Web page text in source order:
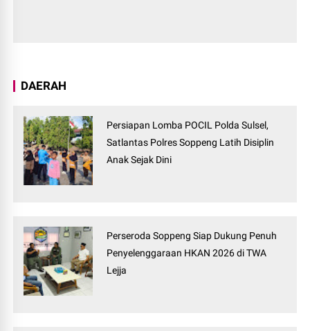
DAERAH
Persiapan Lomba POCIL Polda Sulsel,
Satlantas Polres Soppeng Latih Disiplin
Anak Sejak Dini
Perseroda Soppeng Siap Dukung Penuh
Penyelenggaraan HKAN 2026 di TWA
Lejja